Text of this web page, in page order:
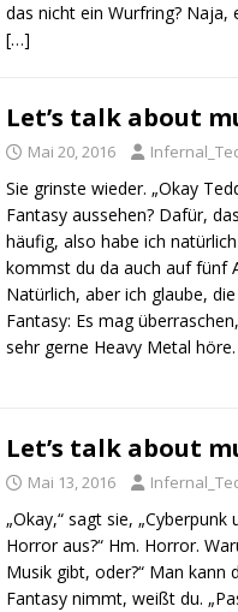
das nicht ein Wurfring? Naja,
[…]
Let’s talk about
Mai 20, 2016
Sie grinste wieder. „Okay
Fantasy aussehen? Dafür,
häufig, also habe ich
kommst du da auch auf fünf
Natürlich, aber ich glaube,
Fantasy: Es mag
sehr gerne Heavy Metal
Let’s talk about
Mai 13, 2016
„Okay,“ sagt sie,
Horror aus?“ Hm. Horror.
Musik gibt, oder?“ Man kann
Fantasy nimmt, weißt du.